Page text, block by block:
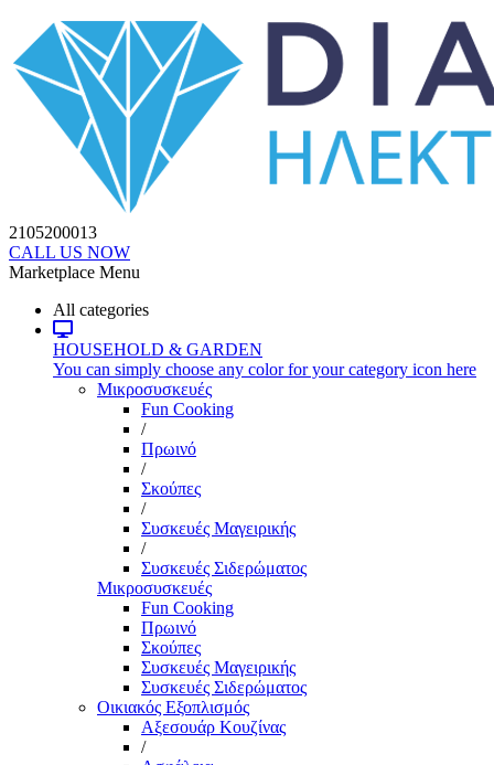
2105200013
CALL US NOW
Marketplace Menu
All categories
HOUSEHOLD & GARDEN
You can simply choose any color for your category icon here
Μικροσυσκευές
Fun Cooking
/
Πρωινό
/
Σκούπες
/
Συσκευές Μαγειρικής
/
Συσκευές Σιδερώματος
Μικροσυσκευές
Fun Cooking
Πρωινό
Σκούπες
Συσκευές Μαγειρικής
Συσκευές Σιδερώματος
Οικιακός Εξοπλισμός
Αξεσουάρ Κουζίνας
/